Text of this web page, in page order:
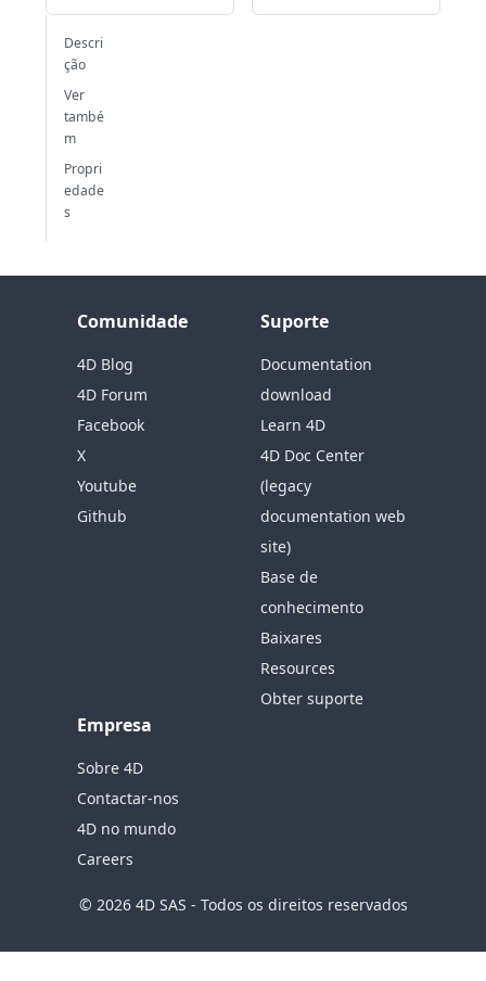
Descri
ção
Ver
també
m
Propri
edade
s
Comunidade
4D Blog
4D Forum
Facebook
X
Youtube
Github
Suporte
Documentation
download
Learn 4D
4D Doc Center
(legacy
documentation web
site)
Base de
conhecimento
Baixares
Resources
Obter suporte
Empresa
Sobre 4D
Contactar-nos
4D no mundo
Careers
© 2026 4D SAS - Todos os direitos reservados